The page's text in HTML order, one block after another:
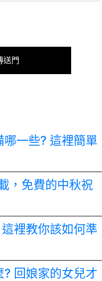
送門
一些? 這裡簡單
，免費的中秋祝
裡教你該如何準
回娘家的女兒才